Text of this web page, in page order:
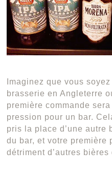
Imaginez que vous
brasserie en Angleterre
première commande
pression pour un bar.
pris la place d’une autre
du bar, et votre première
détriment d’autres bières